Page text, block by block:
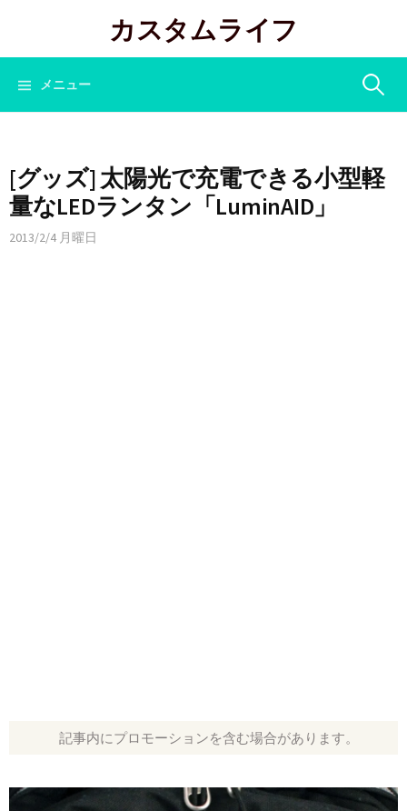
テ
キ
ッ
プ
カスタムライフ
メニュー 検
[グッズ] 太陽光で充電できる小型軽
量なLEDランタン「LuminAID」
2013/2/4 月曜日
記事内にプロモーションを含む場合があります。